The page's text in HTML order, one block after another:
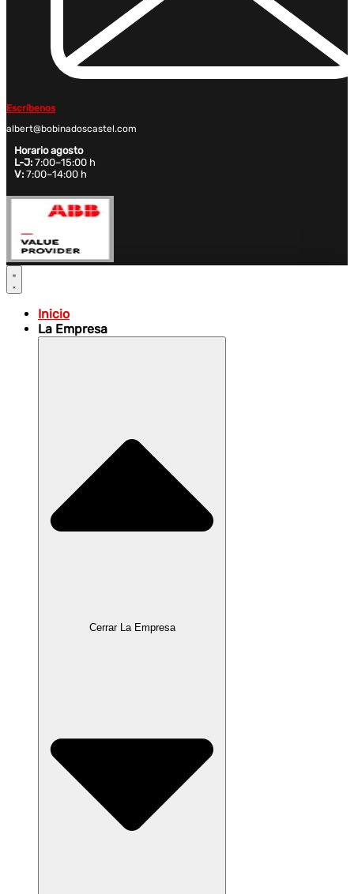
Escríbenos
albert@bobinadoscastel.com
Horario agosto
L-J: 7:00–15:00 h
V: 7:00–14:00 h
Inicio
La Empresa
Cerrar La Empresa